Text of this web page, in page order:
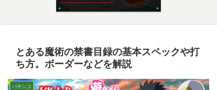
とある魔術の禁書目録の基本スペックや打
ち方。ボーダーなどを解説
パチンコ